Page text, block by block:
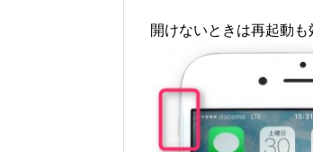
開けないときは再起動も